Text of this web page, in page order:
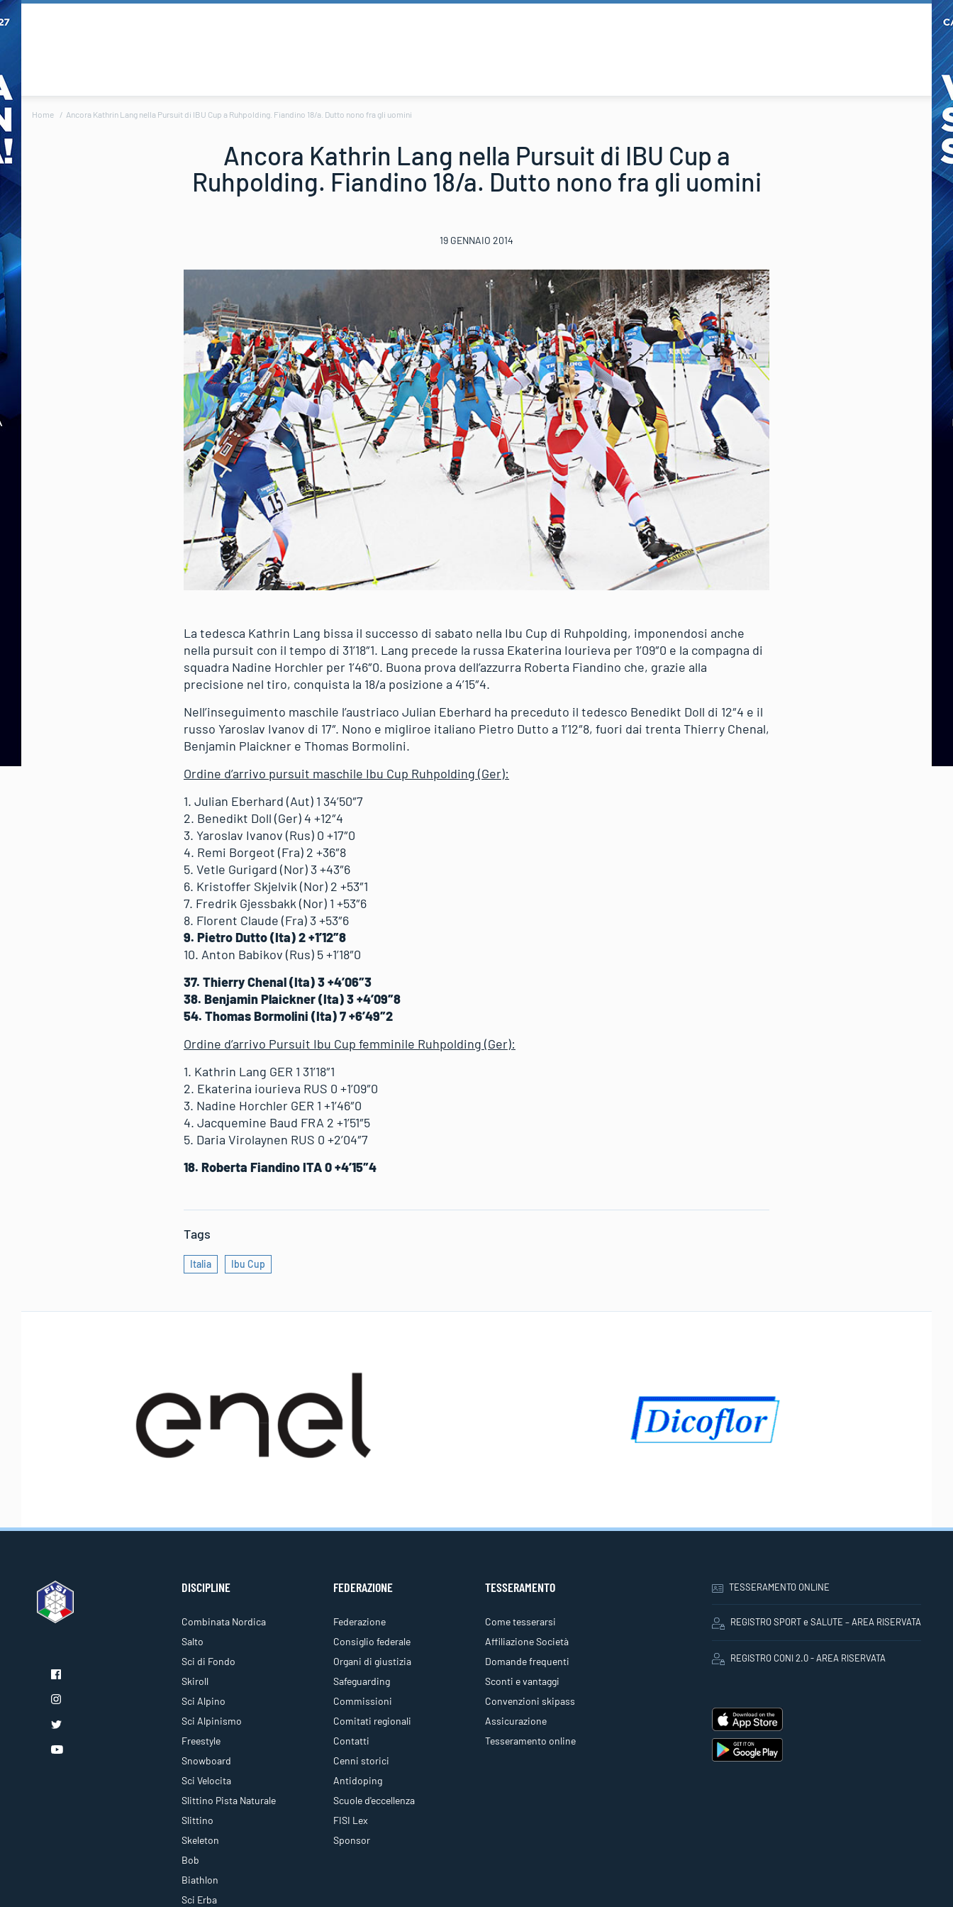
Home Ancora Kathrin Lang nella Pursuit di IBU Cup a Ruhpolding. Fiandino 18/a. Dutto nono fra gli uomini
Ancora Kathrin Lang nella Pursuit di IBU Cup a
Ruhpolding. Fiandino 18/a. Dutto nono fra gli uomini
19 GENNAIO 2014
La tedesca Kathrin Lang bissa il successo di sabato nella Ibu Cup di Ruhpolding, imponendosi anche
nella pursuit con il tempo di 31’18″1. Lang precede la russa Ekaterina Iourieva per 1’09″0 e la compagna di
squadra Nadine Horchler per 1’46″0. Buona prova dell’azzurra Roberta Fiandino che, grazie alla
precisione nel tiro, conquista la 18/a posizione a 4’15″4.
Nell’inseguimento maschile l’austriaco Julian Eberhard ha preceduto il tedesco Benedikt Doll di 12″4 e il
russo Yaroslav Ivanov di 17″. Nono e migliroe italiano Pietro Dutto a 1’12″8, fuori dai trenta Thierry Chenal,
Benjamin Plaickner e Thomas Bormolini.
Ordine d’arrivo pursuit maschile Ibu Cup Ruhpolding (Ger):
1. Julian Eberhard (Aut) 1 34’50″7
2. Benedikt Doll (Ger) 4 +12″4
3. Yaroslav Ivanov (Rus) 0 +17″0
4. Remi Borgeot (Fra) 2 +36″8
5. Vetle Gurigard (Nor) 3 +43″6
6. Kristoffer Skjelvik (Nor) 2 +53″1
7. Fredrik Gjessbakk (Nor) 1 +53″6
8. Florent Claude (Fra) 3 +53″6
9. Pietro Dutto (Ita) 2 +1’12″8
10. Anton Babikov (Rus) 5 +1’18″0
37. Thierry Chenal (Ita) 3 +4’06″3
38. Benjamin Plaickner (Ita) 3 +4’09″8
54. Thomas Bormolini (Ita) 7 +6’49″2
Ordine d’arrivo Pursuit Ibu Cup femminile Ruhpolding (Ger):
1. Kathrin Lang GER 1 31’18″1
2. Ekaterina iourieva RUS 0 +1’09″0
3. Nadine Horchler GER 1 +1’46″0
4. Jacquemine Baud FRA 2 +1’51″5
5. Daria Virolaynen RUS 0 +2’04″7
18. Roberta Fiandino ITA 0 +4’15″4
Tags
Italia Ibu Cup
DISCIPLINE
Combinata Nordica
Salto
Sci di Fondo
Skiroll
Sci Alpino
Sci Alpinismo
Freestyle
Snowboard
Sci Velocita
Slittino Pista Naturale
Slittino
Skeleton
Bob
Biathlon
Sci Erba
FEDERAZIONE
Federazione
Consiglio federale
Organi di giustizia
Safeguarding
Commissioni
Comitati regionali
Contatti
Cenni storici
Antidoping
Scuole d'eccellenza
FISI Lex
Sponsor
TESSERAMENTO
Come tesserarsi
Affiliazione Società
Domande frequenti
Sconti e vantaggi
Convenzioni skipass
Assicurazione
Tesseramento online
TESSERAMENTO ONLINE
REGISTRO SPORT e SALUTE – AREA RISERVATA
REGISTRO CONI 2.0 - AREA RISERVATA